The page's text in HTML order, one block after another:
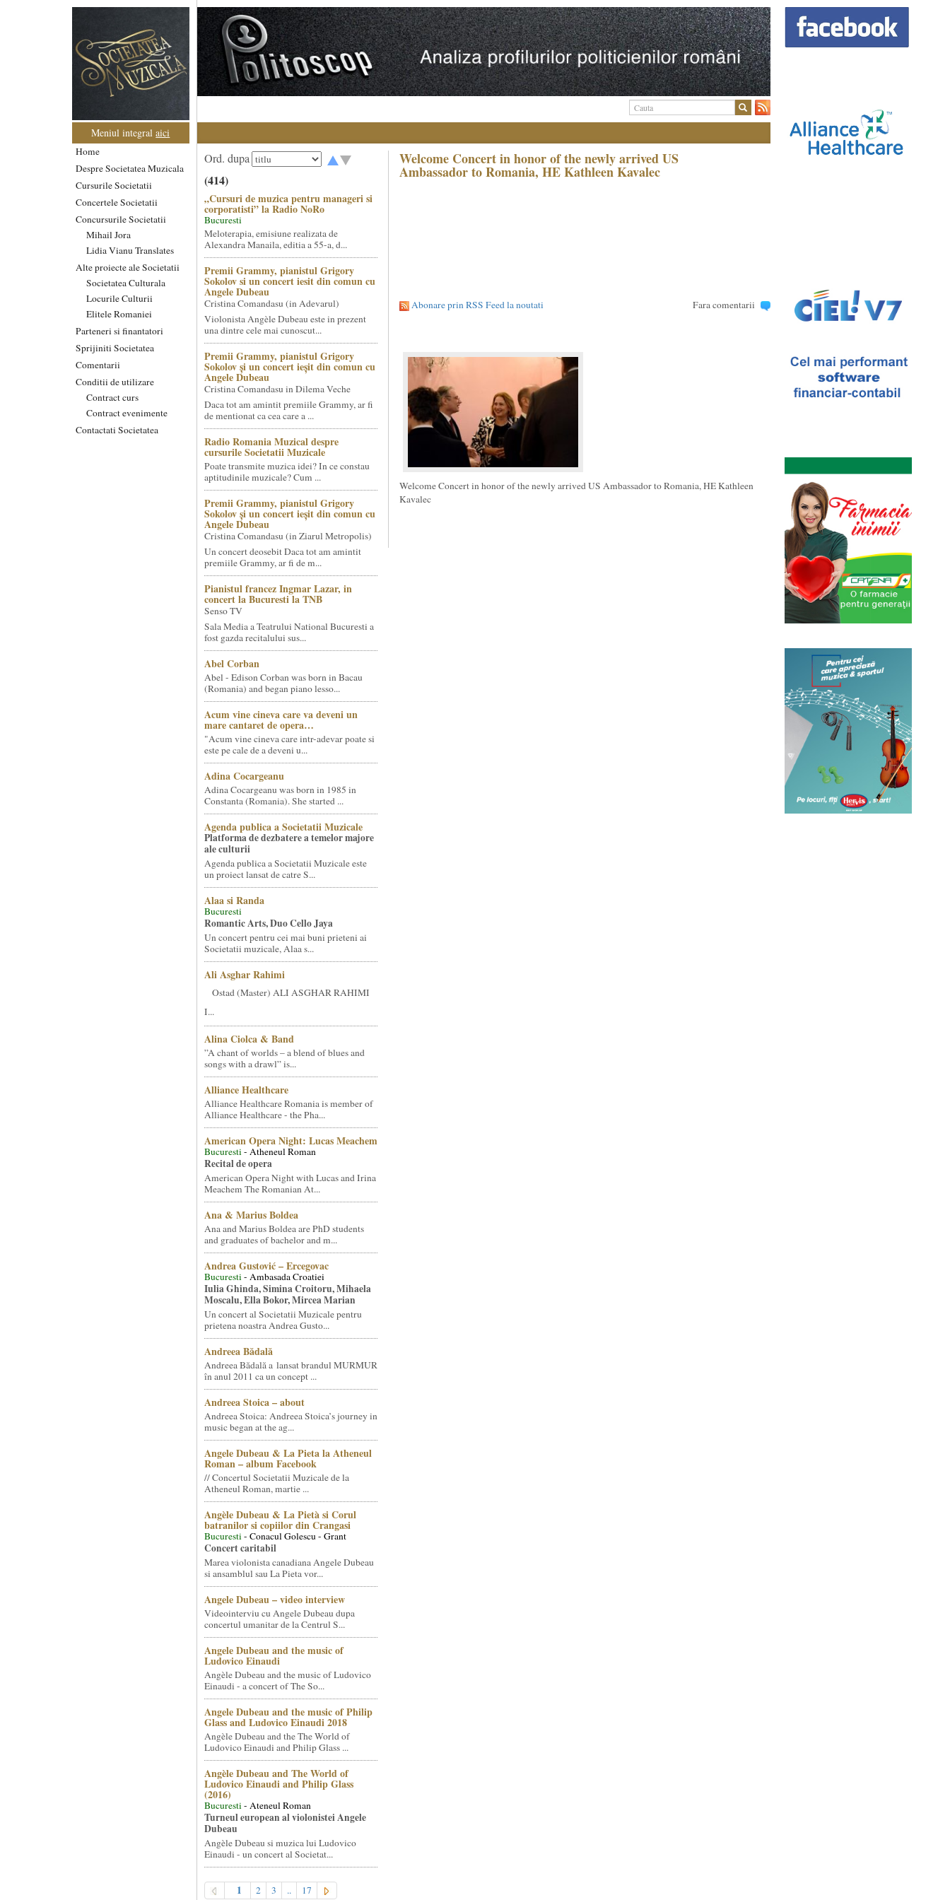
Meniul integralaici
Home
Despre Societatea Muzicala
Cursurile Societatii
Concertele Societatii
Concursurile Societatii
Mihail Jora
Lidia Vianu Translates
Alte proiecte ale Societatii
Societatea Culturala
Locurile Culturii
Elitele Romaniei
Parteneri si finantatori
Sprijiniti Societatea
Comentarii
Conditii de utilizare
Contract curs
Contract evenimente
Contactati Societatea
Ord. dupa
(414)
„Cursuri de muzica pentru manageri si
corporatisti” la Radio NoRo
Bucuresti
Meloterapia, emisiune realizata de
Alexandra Manaila, editia a 55-a, d...
Premii Grammy, pianistul Grigory
Sokolov si un concert iesit din comun cu
Angele Dubeau
Cristina Comandasu (in Adevarul)
Violonista Angèle Dubeau este in prezent
una dintre cele mai cunoscut...
Premii Grammy, pianistul Grigory
Sokolov și un concert ieșit din comun cu
Angele Dubeau
Cristina Comandasu in Dilema Veche
Daca tot am amintit premiile Grammy, ar fi
de mentionat ca cea care a ...
Radio Romania Muzical despre
cursurile Societatii Muzicale
Poate transmite muzica idei? In ce constau
aptitudinile muzicale? Cum ...
Premii Grammy, pianistul Grigory
Sokolov și un concert ieșit din comun cu
Angele Dubeau
Cristina Comandasu (in Ziarul Metropolis)
Un concert deosebit Daca tot am amintit
premiile Grammy, ar fi de m...
Pianistul francez Ingmar Lazar, in
concert la Bucuresti la TNB
Senso TV
Sala Media a Teatrului National Bucuresti a
fost gazda recitalului sus...
Abel Corban
Abel - Edison Corban was born in Bacau
(Romania) and began piano lesso...
Acum vine cineva care va deveni un
mare cantaret de opera…
"Acum vine cineva care intr-adevar poate si
este pe cale de a deveni u...
Adina Cocargeanu
Adina Cocargeanu was born in 1985 in
Constanta (Romania). She started ...
Agenda publica a Societatii Muzicale
Platforma de dezbatere a temelor majore
ale culturii
Agenda publica a Societatii Muzicale este
un proiect lansat de catre S...
Alaa si Randa
Bucuresti
Romantic Arts, Duo Cello Jaya
Un concert pentru cei mai buni prieteni ai
Societatii muzicale, Alaa s...
Ali Asghar Rahimi
Ostad (Master) ALI ASGHAR RAHIMI
I...
Alina Ciolca & Band
”A chant of worlds – a blend of blues and
songs with a drawl” is...
Alliance Healthcare
Alliance Healthcare Romania is member of
Alliance Healthcare - the Pha...
American Opera Night: Lucas Meachem
Bucuresti- Atheneul Roman
Recital de opera
American Opera Night with Lucas and Irina
Meachem The Romanian At...
Ana & Marius Boldea
Ana and Marius Boldea are PhD students
and graduates of bachelor and m...
Andrea Gustović – Ercegovac
Bucuresti- Ambasada Croatiei
Iulia Ghinda, Simina Croitoru, Mihaela
Moscalu, Ella Bokor, Mircea Marian
Un concert al Societatii Muzicale pentru
prietena noastra Andrea Gusto...
Andreea Bădală
Andreea Bădală a lansat brandul MURMUR
în anul 2011 ca un concept ...
Andreea Stoica – about
Andreea Stoica: Andreea Stoica’s journey in
music began at the ag...
Angele Dubeau & La Pieta la Atheneul
Roman – album Facebook
// Concertul Societatii Muzicale de la
Atheneul Roman, martie ...
Angèle Dubeau & La Pietà si Corul
batranilor si copiilor din Crangasi
Bucuresti- Conacul Golescu - Grant
Concert caritabil
Marea violonista canadiana Angele Dubeau
si ansamblul sau La Pieta vor...
Angele Dubeau – video interview
Videointerviu cu Angele Dubeau dupa
concertul umanitar de la Centrul S...
Angele Dubeau and the music of
Ludovico Einaudi
Angèle Dubeau and the music of Ludovico
Einaudi - a concert of The So...
Angele Dubeau and the music of Philip
Glass and Ludovico Einaudi 2018
Angèle Dubeau and the The World of
Ludovico Einaudi and Philip Glass ...
Angèle Dubeau and The World of
Ludovico Einaudi and Philip Glass
(2016)
Bucuresti- Ateneul Roman
Turneul european al violonistei Angele
Dubeau
Angèle Dubeau si muzica lui Ludovico
Einaudi - un concert al Societat...
1 2 3 .. 17
Welcome Concert in honor of the newly arrived US
Ambassador to Romania, HE Kathleen Kavalec
Abonare prin RSS Feed la noutati Fara comentarii
Welcome Concert in honor of the newly arrived US Ambassador to Romania, HE Kathleen
Kavalec